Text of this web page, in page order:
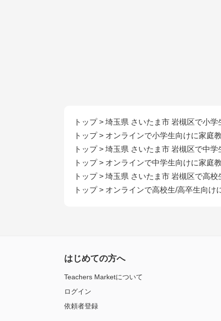
トップ> 埼玉県 さいたま市 岩槻区で小
トップ> オンラインで小学生向けに家庭
トップ> 埼玉県 さいたま市 岩槻区で中
トップ> オンラインで中学生向けに家庭
トップ> 埼玉県 さいたま市 岩槻区で高
トップ> オンラインで高校生/高卒生向け
はじめての方へ
Teachers Marketについて
ログイン
依頼者登録